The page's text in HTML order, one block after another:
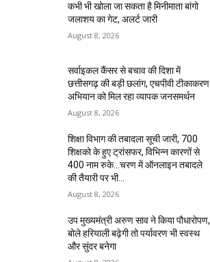
कभी भी खोला जा सकता है मिनीमाता बांगो
जलाशय का गेट, अलर्ट जारी
August 8, 2026
सर्वाइकल कैंसर से बचाव की दिशा में
छत्तीसगढ़ की बड़ी छलांग, एचपीवी टीकाकरण
अभियान को मिल रहा व्यापक जनसमर्थन
August 8, 2026
शिक्षा विभाग की तबादला सूची जारी, 700
शिक्षको के हुए ट्रांसफर, विभिन्न कारणों से
400 नाम रुके…चरण में ऑनलाइन तबादले
की तैयारी पर भी...
August 8, 2026
उप मुख्यमंत्री अरुण साव ने किया पौधारोपण,
बोले हरियाली बढ़ेगी तो पर्यावरण भी स्वस्थ
और सुंदर बनेगा